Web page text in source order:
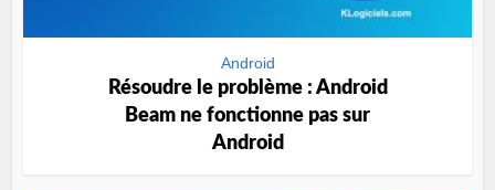
Android
Résoudre le problème : Android
Beam ne fonctionne pas sur
Android